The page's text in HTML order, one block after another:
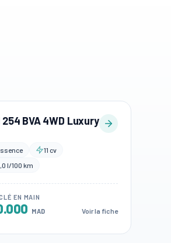
254 BVA 4WD Luxury
11 cv
l/100 km
EN MAIN
MAD Voir la fiche